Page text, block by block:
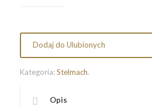
Dodaj do Ulubionych
Kategoria:Stelmach.
Opis